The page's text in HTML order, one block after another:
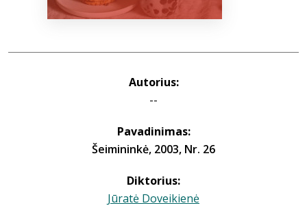
Autorius:
--
Pavadinimas:
Šeimininkė, 2003, Nr. 26
Diktorius:
Jūratė Doveikienė